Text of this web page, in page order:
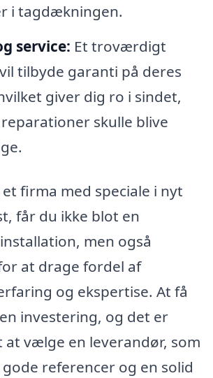
i tagdækningen.
service: Et troværdigt
tilbyde garanti på deres
giver dig ro i sindet,
skulle blive
firma med speciale i nyt
får du ikke blot en
men også
at drage fordel af
og ekspertise. At få
investering, og det er
vælge en leverandør, som
referencer og en solid